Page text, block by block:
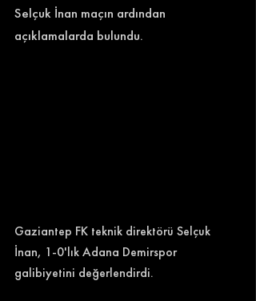
Selçuk İnan maçın ardından
açıklamalarda bulundu.
Gaziantep FK teknik direktörü Selçuk
İnan, 1-0'lık Adana Demirspor
galibiyetini değerlendirdi.